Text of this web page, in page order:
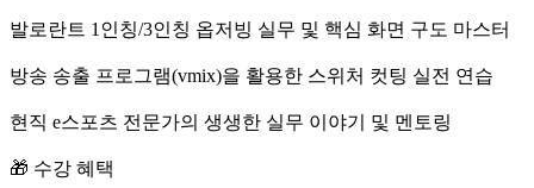
발로란트 1인칭/3인칭 옵저빙 실무 및 핵심 화면 구도 마스터
방송 송출 프로그램(vmix)을 활용한 스위처 컷팅 실전 연습
현직 e스포츠 전문가의 생생한 실무 이야기 및 멘토링
🎁 수강 혜택